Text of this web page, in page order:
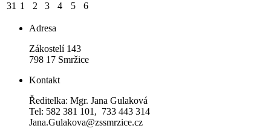
31 1 2 3 4 5 6
Adresa
Zákostelí 143
798 17 Smržice
Kontakt
Ředitelka: Mgr. Jana Gulaková
Tel: 582 381 101, 733 443 314
Jana.Gulakova@zssmrzice.cz